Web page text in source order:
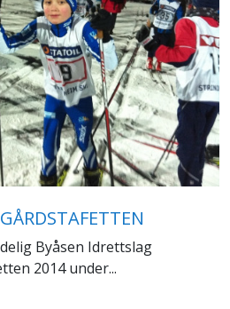
Byåsen Idrettslag
2014 under...